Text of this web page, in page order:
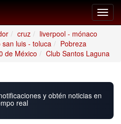
cruz
liverpool - mónaco
san luis - toluca
Pobreza
de México
Club Santos Laguna
y obtén noticias en
real